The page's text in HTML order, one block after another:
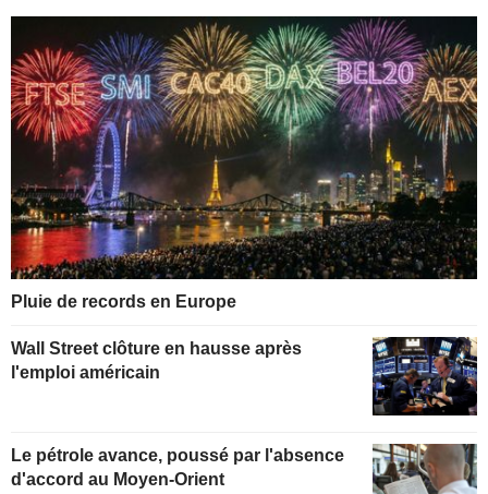
Pluie de records en Europe
Wall Street clôture en hausse après
l'emploi américain
Le pétrole avance, poussé par l'absence
d'accord au Moyen-Orient